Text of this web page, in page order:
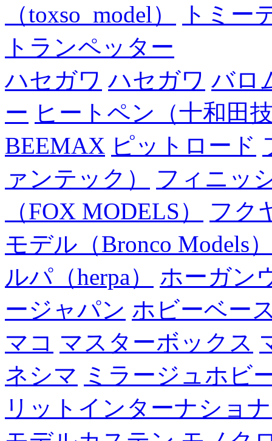
（toxso_model）
トミー
トランペッター
ハセガワ ハセガワ バロ
ー ヒートペン（十和田
BEEMAX ピットロード
ァンテック）
フィニッ
（FOX MODELS）
フク
モデル（Bronco Models
ルパ（herpa）
ホーガン
ージャパン ホビーベー
マコ マスターボックス
ネシマ ミラージュホビ
リットインターナショ